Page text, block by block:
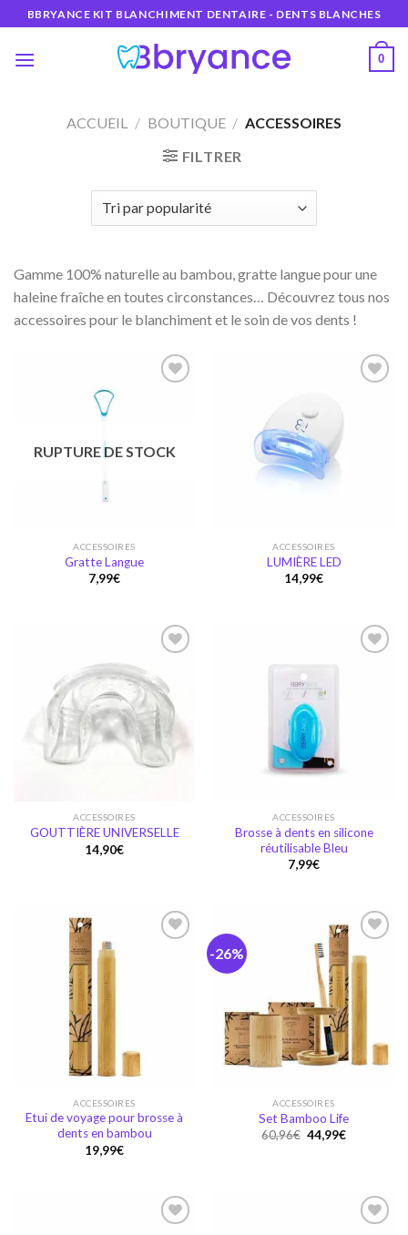
to
content
BBRYANCE KIT BLANCHIMENT DENTAIRE - DENTS BLANCHES
0
ACCUEIL / BOUTIQUE / ACCESSOIRES
FILTRER
Gamme 100% naturelle au bambou, gratte langue pour une
haleine fraîche en toutes circonstances… Découvrez tous nos
accessoires pour le blanchiment et le soin de vos dents !
wishlist
RUPTURE DE STOCK
ACCESSOIRES
Gratte Langue
7,99€
ACCESSOIRES
LUMIÈRE LED
14,99€
Ajouter
à la
wishlist
ACCESSOIRES
GOUTTIÈRE UNIVERSELLE
14,90€
ACCESSOIRES
Brosse à dents en silicone
réutilisable Bleu
7,99€
ACCESSOIRES
Etui de voyage pour brosse à
dents en bambou
19,99€
-26%
Ajouter
ACCESSOIRES
Set Bamboo Life
60,96€ Original
price
44,99€Current